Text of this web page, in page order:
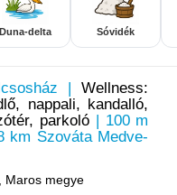
Duna-delta Sóvidék
|Wellness:
nappali, kandalló,
parkoló | 100 m
km Szováta Medve-
Maros megye